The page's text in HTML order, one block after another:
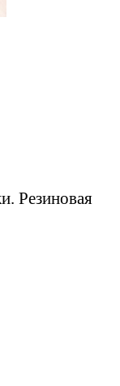
Резиновая